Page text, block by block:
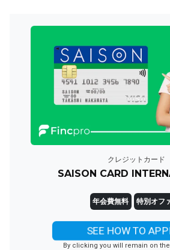
クレジットカード
SAISON CARD
年会費無料 特別オフ
SEE HOW TO
By clicking you will remain on